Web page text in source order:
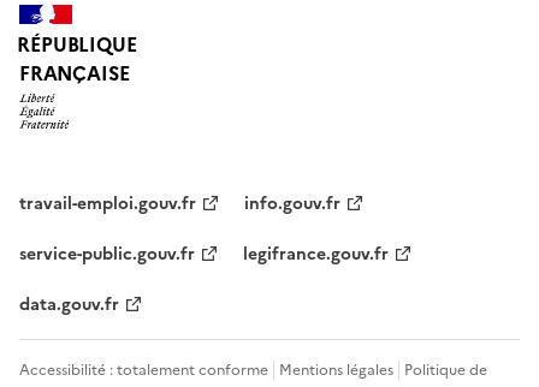
RÉPUBLIQUE
FRANÇAISE
travail-emploi.gouv.fr
info.gouv.fr
service-public.gouv.fr
legifrance.gouv.fr
data.gouv.fr
Accessibilité : totalement conforme Mentions légales Politique de